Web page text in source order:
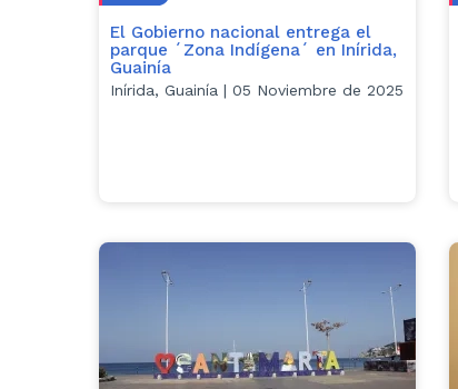
El Gobierno nacional entrega el
parque ´Zona Indígena´ en Inírida,
Guainía
Inírida, Guainía | 05 Noviembre de 2025